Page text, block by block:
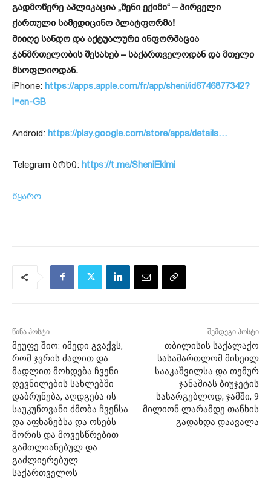
გადმოწერე აპლიკაცია „შენი ექიმი“ – პირველი
ქართული სამედიცინო პლატფორმა!
მიიღე სანდო და აქტუალური ინფორმაცია
ჯანმრთელობის შესახებ – საქართველოდან და მთელი
მსოფლიოდან.
iPhone: https://apps.apple.com/fr/app/sheni/id6746877342?
l=en-GB
Android: https://play.google.com/store/apps/details…
Telegram არხი: https://t.me/SheniEkimi
წყარო
წინა პოსტი
მეუფე შიო: იმედი გვაქვს,
რომ ჯვრის ძალით და
მადლით მოხდება ჩვენი
დევნილების სახლებში
დაბრუნება, აღდგება ის
საუკუნოვანი ძმობა ჩვენსა
და აფხაზებსა და ოსებს
შორის და მოვესწრებით
გამთლიანებულ და
გაძლიერებულ
საქართველოს
შემდეგი პოსტი
თბილისის საქალაქო
სასამართლომ მიხეილ
სააკაშვილსა და თემურ
ჯანაშიას ბიუჯეტის
სასარგებლოდ, ჯამში, 9
მილიონ ლარამდე თანხის
გადახდა დაავალა